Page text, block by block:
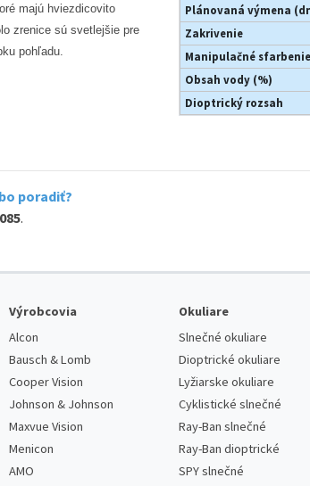
majú hviezdicovito
zrenice sú svetlejšie pre
pohľadu.
Plánovaná výmena
Zakrivenie
Manipulačné sfarbenie
Obsah vody (%)
Dioptrický rozsah
poradiť?
.
Výrobcovia
Alcon
Bausch & Lomb
Cooper Vision
Johnson & Johnson
Maxvue Vision
Menicon
AMO
Okuliare
Slnečné okuliare
Dioptrické okuliare
Lyžiarske okuliare
Cyklistické slnečné
Ray-Ban slnečné
Ray-Ban dioptrické
SPY slnečné